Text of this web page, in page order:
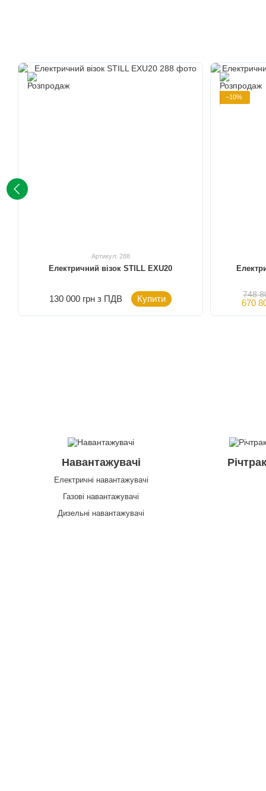
Артикул: 288
Електричний візок STILL EXU20
130 000 грн з ПДВ Купити
−10%
748
670
Навантажувачі
Електричні навантажувачі
Газові навантажувачі
Дизельні навантажувачі